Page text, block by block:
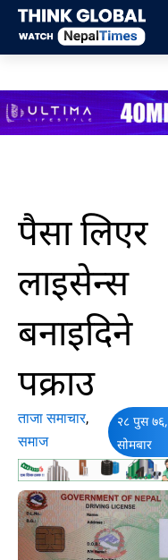
Skip
content
पैसा लिएर
लाइसेन्स
बनाइदिने
पक्राउ
ताजा समाचार,
समाज
२८ पुस ७६,
सोमबार